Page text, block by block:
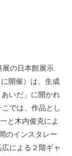
展の日本館展示
に開催）は、生成
いだ」に開かれ
では、作品とし
と木内俊克によ
のインスタレー
による２階ギャ